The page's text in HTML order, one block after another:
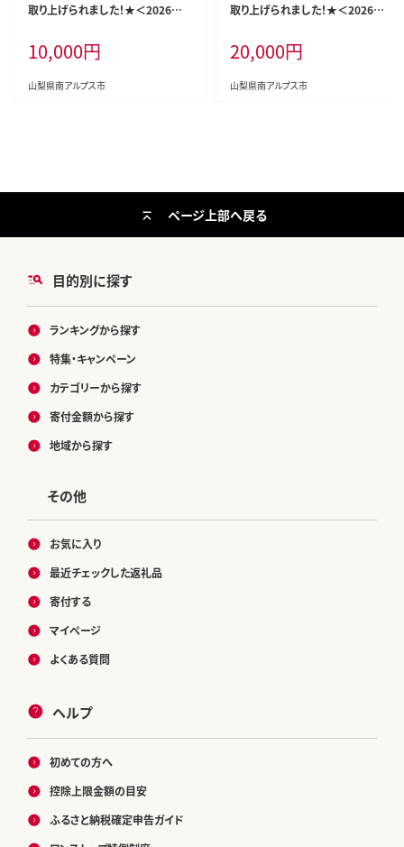
取り上げられました！★＜2026年
ャインマスカット1.2kg以上（2～3
房） クール便発送 ALPAG007
10,000円
山梨県南アルプス市
取り上げられました！★＜2026年
ャインマスカット2.2kg以上（3～5
房） クール便発送 ALPAG011
20,000円
山梨県南アルプス市
目的別に探す
ランキングから探す
特集・キャンペーン
カテゴリーから探す
寄付金額から探す
地域から探す
その他
お気に入り
最近チェックした返礼品
寄付する
マイページ
よくある質問
ヘルプ
初めての方へ
控除上限金額の目安
ふるさと納税確定申告ガイド
ページ上部へ戻る